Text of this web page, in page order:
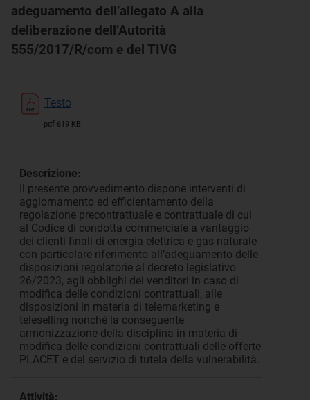
adeguamento dell’allegato A alla
deliberazione dell’Autorità
555/2017/R/com e del TIVG
Testo
pdf 619 KB
Descrizione:
Il presente provvedimento dispone interventi di
aggiornamento ed efficientamento della
regolazione precontrattuale e contrattuale di cui
al Codice di condotta commerciale a vantaggio
dei clienti finali di energia elettrica e gas naturale
con particolare riferimento all’adeguamento delle
disposizioni regolatorie al decreto legislativo
26/2023, agli obblighi dei venditori in caso di
modifica delle condizioni contrattuali, alle
disposizioni in materia di telemarketing e
teleselling nonché la conseguente
armonizzazione della disciplina in materia di
modifica delle condizioni contrattuali delle offerte
PLACET e del servizio di tutela della vulnerabilità.
Attività: